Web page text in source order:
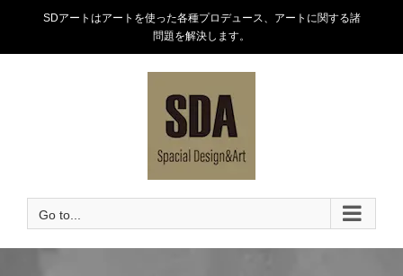
SDアートはアートを使った各種プロデュース、アートに関する諸
問題を解決します。
Go to...